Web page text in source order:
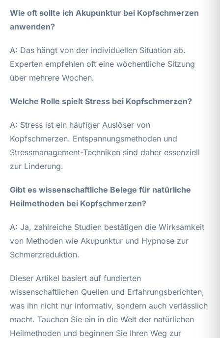
Wie oft sollte ich Akupunktur bei Kopfschmerzen
anwenden?
A: Das hängt von der individuellen Situation ab.
Experten empfehlen oft eine wöchentliche Sitzung
über mehrere Wochen.
Welche Rolle spielt Stress bei Kopfschmerzen?
A: Stress ist ein häufiger Auslöser von
Kopfschmerzen. Entspannungsmethoden und
Stressmanagement-Techniken sind daher essenziell
zur Linderung.
Gibt es wissenschaftliche Belege für natürliche
Heilmethoden bei Kopfschmerzen?
A: Ja, zahlreiche Studien bestätigen die Wirksamkeit
von Methoden wie Akupunktur und Hypnose zur
Schmerzreduktion.
Dieser Artikel basiert auf fundierten
wissenschaftlichen Quellen und Erfahrungsberichten,
was ihn nicht nur informativ, sondern auch verlässlich
macht. Tauchen Sie ein in die Welt der natürlichen
Heilmethoden und beginnen Sie Ihren Weg zur